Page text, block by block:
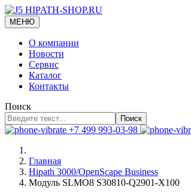
МЕНЮ
О компании
Новости
Сервис
Каталог
Контакты
Поиск
Поиск
+7 499 993-03-98
Главная
Hipath 3000/OpenScape Business
Модуль SLMO8 S30810-Q2901-X100